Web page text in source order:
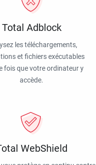
Total Adblock
les téléchargements,
et fichiers exécutables
fois que votre ordinateur y
accède.
WebShield